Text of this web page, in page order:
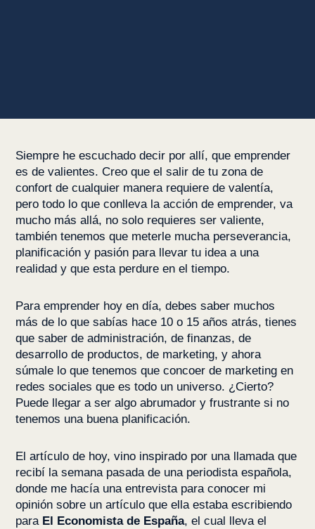
Siempre he escuchado decir por allí, que emprender
es de valientes. Creo que el salir de tu zona de
confort de cualquier manera requiere de valentía,
pero todo lo que conlleva la acción de emprender, va
mucho más allá, no solo requieres ser valiente,
también tenemos que meterle mucha perseverancia,
planificación y pasión para llevar tu idea a una
realidad y que esta perdure en el tiempo.
Para emprender hoy en día, debes saber muchos
más de lo que sabías hace 10 o 15 años atrás, tienes
que saber de administración, de finanzas, de
desarrollo de productos, de marketing, y ahora
súmale lo que tenemos que concoer de marketing en
redes sociales que es todo un universo. ¿Cierto?
Puede llegar a ser algo abrumador y frustrante si no
tenemos una buena planificación.
El artículo de hoy, vino inspirado por una llamada que
recibí la semana pasada de una periodista española,
donde me hacía una entrevista para conocer mi
opinión sobre un artículo que ella estaba escribiendo
para El Economista de España, el cual lleva el